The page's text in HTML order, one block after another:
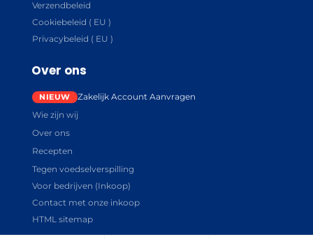
Verzendbeleid
Cookiebeleid ( EU )
Privacybeleid ( EU )
Over ons
Zakelijk Account Aanvragen
Wie zijn wij
Over ons
Recepten
Tegen voedselverspilling
Voor bedrijven (Inkoop)
Contact met onze inkoop
HTML sitemap